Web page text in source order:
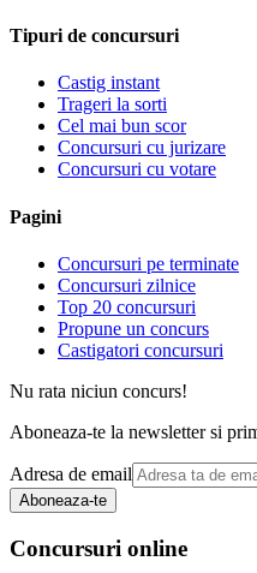
Tipuri de concursuri
Castig instant
Trageri la sorti
Cel mai bun scor
Concursuri cu jurizare
Concursuri cu votare
Pagini
Concursuri pe terminate
Concursuri zilnice
Top 20 concursuri
Propune un concurs
Castigatori concursuri
Nu rata niciun concurs!
Aboneaza-te la newsletter si
Adresa de email
Aboneaza-te
Concursuri online